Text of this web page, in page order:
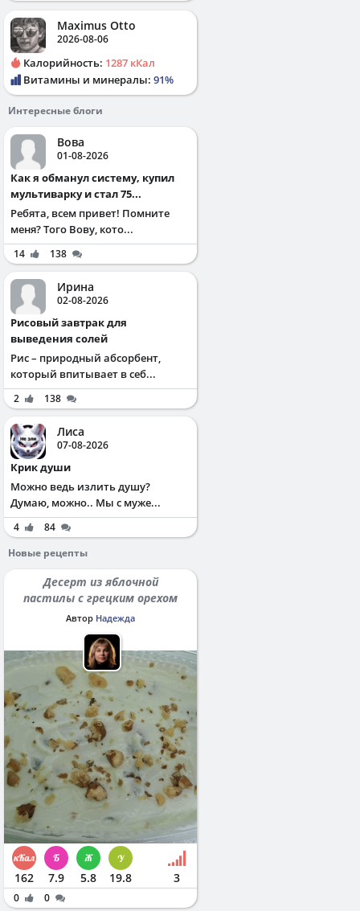
Maximus Otto
2026-08-06
Калорийность: 1287 кКал
Витамины и минералы: 91%
Интересные блоги
Вова
01-08-2026
Как я обманул систему, купил
мультиварку и стал 75...
Ребята, всем привет! Помните
меня? Того Вову, кото...
14 138
Ирина
02-08-2026
Рисовый завтрак для
выведения солей
Рис – природный абсорбент,
который впитывает в себ...
2 138
Лиса
07-08-2026
Крик души
Можно ведь излить душу?
Думаю, можно.. Мы с муже...
4
84
Новые рецепты
Десерт из яблочной
пастилы с грецким орехом
Автор Надежда
162 7.9 5.8 19.8 3
0 0